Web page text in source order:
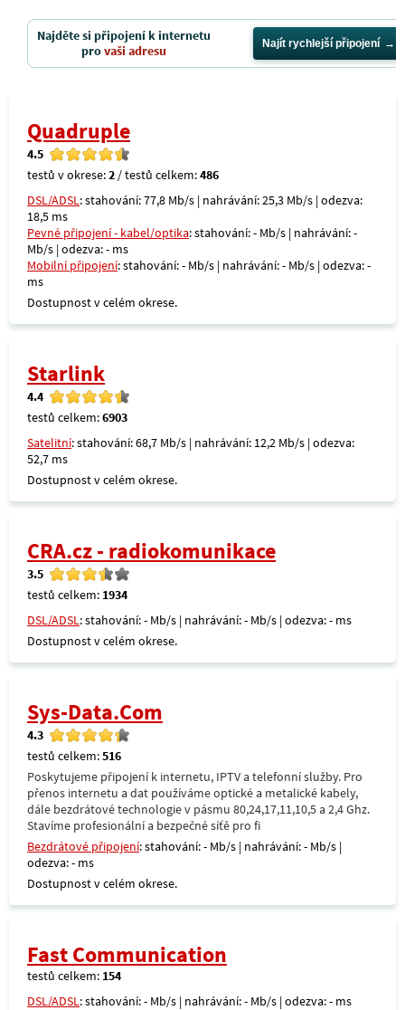
Najděte si připojení k internetu
provaši adresu Najít rychlejší připojení
Quadruple
4.5
testů v okrese:2 / testů celkem:486
DSL/ADSL: stahování: 77,8 Mb/s | nahrávání: 25,3 Mb/s | odezva:
18,5 ms
Pevné připojení - kabel/optika: stahování: - Mb/s | nahrávání: -
Mb/s | odezva: - ms
Mobilní připojení: stahování: - Mb/s | nahrávání: - Mb/s | odezva: -
ms
Dostupnost v celém okrese.
Starlink
4.4
testů celkem:6903
Satelitní: stahování: 68,7 Mb/s | nahrávání: 12,2 Mb/s | odezva:
52,7 ms
Dostupnost v celém okrese.
CRA.cz - radiokomunikace
3.5
testů celkem: 1934
DSL/ADSL: stahování: - Mb/s | nahrávání: - Mb/s | odezva: - ms
Dostupnost v celém okrese.
Sys-Data.Com
4.3
testů celkem:516
Poskytujeme připojení k internetu, IPTV a telefonní služby. Pro
přenos internetu a dat používáme optické a metalické kabely,
dále bezdrátové technologie v pásmu 80,24,17,11,10,5 a 2,4 Ghz.
Stavíme profesionální a bezpečné síťě pro fi
Bezdrátové připojení: stahování: - Mb/s | nahrávání: - Mb/s |
odezva: - ms
Dostupnost v celém okrese.
Fast Communication
testů celkem: 154
DSL/ADSL: stahování: - Mb/s | nahrávání: - Mb/s | odezva: - ms